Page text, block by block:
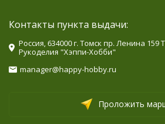
Контакты пункта выдачи:
Россия, 634000 г. Томск пр. Ленина
Рукоделия "Хэппи-Хобби"
manager@happy-hobby.ru
Проложить